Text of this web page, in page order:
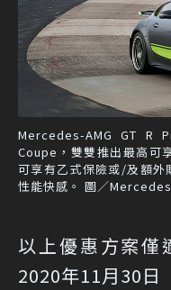
Mercedes-AMG GT R
Coupe，雙雙推出最高可
可享有乙式保險或/及額外
性能快感。 圖／
以上優惠方案僅
2020年11月30日